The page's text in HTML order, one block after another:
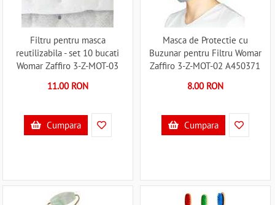
Filtru pentru masca
reutilizabila - set 10 bucati
Womar Zaffiro 3-Z-MOT-03
11.00 RON
Cumpara
Masca de Protectie cu
Buzunar pentru Filtru Womar
Zaffiro 3-Z-MOT-02 A450371
8.00 RON
Cumpara